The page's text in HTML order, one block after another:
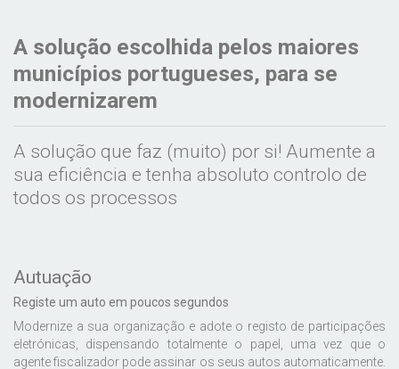
A solução escolhida pelos maiores
municípios portugueses, para se
modernizarem
A solução que faz (muito) por si! Aumente a
sua eficiência e tenha absoluto controlo de
todos os processos
Autuação
Registe um auto em poucos segundos
Modernize a sua organização e adote o registo de participações
eletrónicas, dispensando totalmente o papel, uma vez que o
agente fiscalizador pode assinar os seus autos automaticamente.